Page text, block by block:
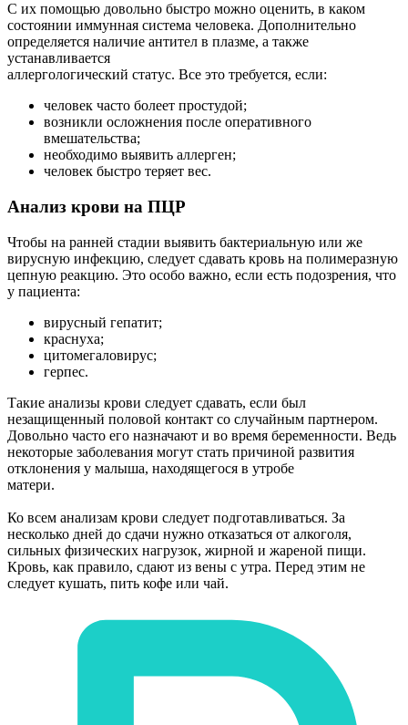
С их помощью довольно быстро можно оценить, в каком
состоянии иммунная система человека. Дополнительно
определяется наличие антител в плазме, а также
устанавливается
аллергологический статус. Все это требуется, если:
человек часто болеет простудой;
возникли осложнения после оперативного
вмешательства;
необходимо выявить аллерген;
человек быстро теряет вес.
Анализ крови на ПЦР
Чтобы на ранней стадии выявить бактериальную или же
вирусную инфекцию, следует сдавать кровь на полимеразную
цепную реакцию. Это особо важно, если есть подозрения, что
у пациента:
вирусный гепатит;
краснуха;
цитомегаловирус;
герпес.
Такие анализы крови следует сдавать, если был
незащищенный половой контакт со случайным партнером.
Довольно часто его назначают и во время беременности. Ведь
некоторые заболевания могут стать причиной развития
отклонения у малыша, находящегося в утробе
матери.
Ко всем анализам крови следует подготавливаться. За
несколько дней до сдачи нужно отказаться от алкоголя,
сильных физических нагрузок, жирной и жареной пищи.
Кровь, как правило, сдают из вены с утра. Перед этим не
следует кушать, пить кофе или чай.